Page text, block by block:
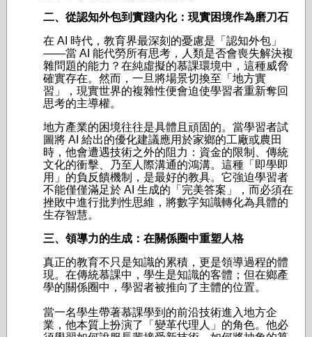
二、從認知外包到實踐內化：現實困境作為磨刀石
在 AI 時代，教育界最深刻的憂慮是「認知外包」
——當 AI 能代勞所有思考，人類是否會喪失解決複
雜問題的能力？在純虛擬的慕課環境中，這種威脅
確實存在。然而，一旦將場景切換至「地方實
習」，現實世界的複雜性便會迫使學習者重新奪回
思考的主導權。
地方產業的困境往往是具體且頑固的。當學習者試
圖將 AI 給出的優化建議應用於家鄉的工廠或農田
時，他會遭遇技術之外的阻力：資金的限制、傳統
文化的衝擊、乃至人際溝通的鴻溝。這種「即學即
用」的負反饋機制，是最好的教具。它強迫學習者
不能僅僅滿足於 AI 生成的「完美答案」，而必須在
挫敗中進行批判性思維，將數字知識轉化為具體的
生存智慧。
三、領導力的生成：在關係圈中重塑人格
真正的教育不只是知識的累積，更是領導過程的體
現。在傳統慕課中，學生是知識的客體；但在鄉產
學的關係圈中，學習者被推向了主體的位置。
當一名學生帶著慕課學到的前沿技術進入地方企
業，他本質上扮演了「變革代理人」的角色。他必